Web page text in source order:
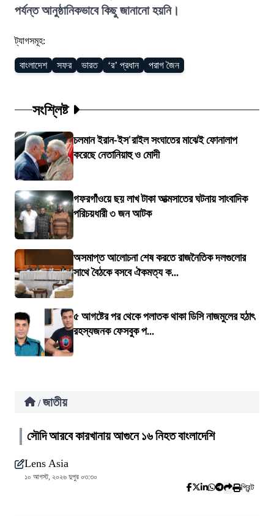
পর্যন্ত আনুষ্ঠানিকভাবে কিছু জানানো হয়নি।
ট্যাগসমূহ:
বাংলাদেশ সফর ভারত ‘র’ প্রধান পরাগ জৈন
সংশ্লিষ্ট
চলমান ইরান-ইস'রাইল সংঘাতের মাঝেই ফোনালাপ
করেছে নেতানিয়াহু ও মোদী
গফরগাঁওয়ে ছয় লাখ টাকা আত্মসাতের ঘটনায় সাংবাদিক
পরিচয়ধারী ৩ জন আটক
অসমাপ্ত আলোচনা শেষ করতে রাজনৈতিক দলগুলোর
সাথে বৈঠকে বসবে ঐকমত্য ক...
৫ আগষ্টের পর থেকে পলাতক থাকা ডিসি নাজমুলের হঠাৎ
রহস্যজনক ফেসবুক প...
/ জাতীয়
সৌদি আরবে কারখানায় আগুনে ১৬ নিহত বাংলাদেশি
Lens Asia
১০ আগস্ট, ২০২৬ দুপুর ০৩:৩০
প্রিন্ট